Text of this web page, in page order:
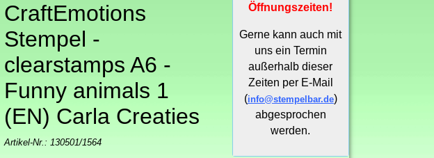
CraftEmotions
Stempel -
clearstamps A6 -
Funny animals 1
(EN) Carla Creaties
Artikel-Nr.: 130501/1564
Öffnungszeiten!
Gerne kann auch mit
uns ein Termin
außerhalb dieser
Zeiten per E-Mail
(info@stempelbar.de)
abgesprochen
werden.